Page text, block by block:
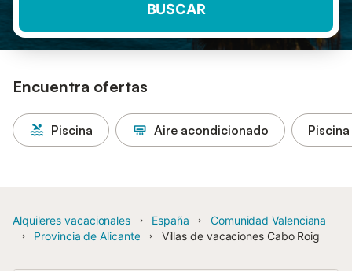
BUSCAR
Encuentra ofertas
Piscina Aire acondicionado
Alquileres vacacionales España
Comunidad Valenciana
Provincia de Alicante
Villas de vacaciones Cabo Roig